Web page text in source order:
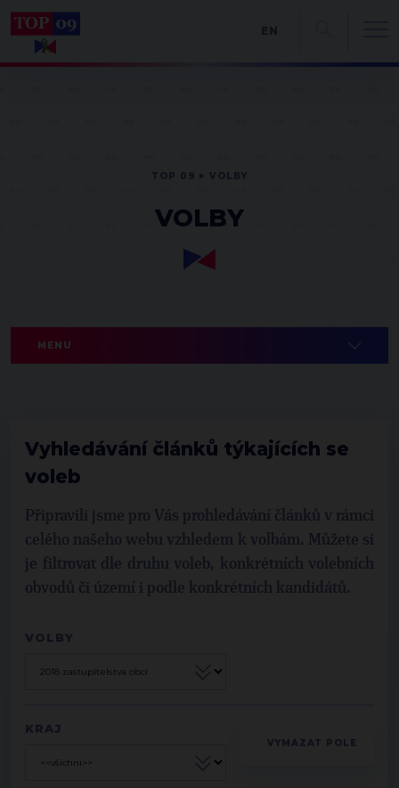
VOLBY
MENU
Vyhledávání článků týkajících se
voleb
Připravili jsme pro Vás prohledávání článků v rámci
celého našeho webu vzhledem k volbám. Můžete si
je filtrovat dle druhu voleb, konkrétních volebních
obvodů či území i podle konkrétních kandidátů.
VOLBY
KRAJ